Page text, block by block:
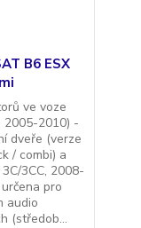
B6 ESX
ve voze
2005-2010) -
dveře (verze
/ combi) a
3CC, 2008-
pro
audio
(středob...